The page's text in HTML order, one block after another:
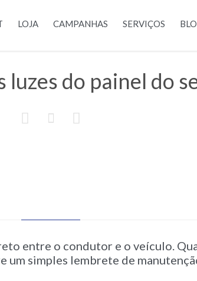
LOJA CAMPANHAS SERVIÇOS
luzes do painel do
  
entre o condutor e o veículo.
simples lembrete de